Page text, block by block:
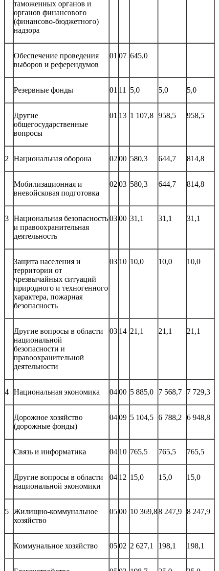
таможенных органов и
органов финансового
(финансово-бюджетного)
надзора
Обеспечение проведения
выборов и референдумов
01 07 645,0
Резервные фонды 01 11 5,0 5,0 5,0
Другие
общегосударственные
вопросы
01 13 1 107,8 958,5 958,5
2 Национальная оборона 02 00 580,3 644,7 814,8
Мобилизационная и
вневойсковая подготовка
02 03 580,3 644,7 814,8
3 Национальная безопасность
и правоохранительная
деятельность
0300 31,1 31,1 31,1
Защита населения и
территории от
чрезвычайных ситуаций
природного и техногенного
характера, пожарная
безопасность
03 10 10,0 10,0 10,0
Другие вопросы в области
национальной
безопасности и
правоохранительной
деятельности
03 14 21,1 21,1 21,1
4 Национальная экономика 0400 5 885,0 7 568,7 7 729,3
Дорожное хозяйство
(дорожные фонды)
0409 5 104,5 6 788,2 6 948,8
Связь и информатика 04 10 765,5 765,5 765,5
Другие вопросы в области
национальной экономики
04 12 15,0 15,0 15,0
5 Жилищно-коммунальное
хозяйство
0500 10 369,88 247,9 8 247,9
Коммунальное хозяйство 0502 2 627,1 198,1 198,1